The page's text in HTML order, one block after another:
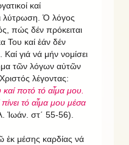
καί
λύτρωση. Ὁ λόγος
πώς δέν πρόκειται
Του καί ἐάν δέν
γιά νά μήν νομίσει
τῶν λόγων αὐτῶν
λέγοντας:
ποτό τό αἷμα μου.
τό αἷμα μου μέσα
Ἰωάν. στ΄ 55-56).
ἐκ μέσης καρδίας νά